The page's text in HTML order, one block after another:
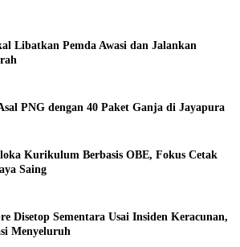
Libatkan Pemda Awasi dan Jalankan
PNG dengan 40 Paket Ganja di Jayapura
Kurikulum Berbasis OBE, Fokus Cetak
Saing
Disetop Sementara Usai Insiden Keracunan,
Menyeluruh